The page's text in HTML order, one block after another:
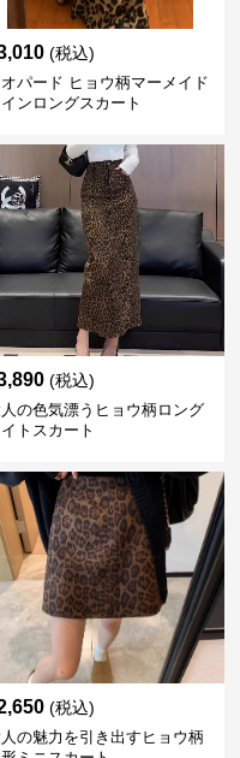
(税込)
オパード ヒョウ柄マーメイド
ンロングスカート
(税込)
の色気漂うヒョウ柄ロング
トスカート
(税込)
の魅力を引き出すヒョウ柄